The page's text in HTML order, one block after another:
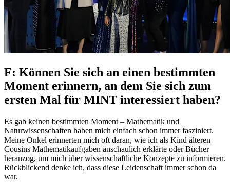
F: Können Sie sich an einen bestimmten
Moment erinnern, an dem Sie sich zum
ersten Mal für MINT interessiert haben?
Es gab keinen bestimmten Moment – Mathematik und
Naturwissenschaften haben mich einfach schon immer fasziniert.
Meine Onkel erinnerten mich oft daran, wie ich als Kind älteren
Cousins Mathematikaufgaben anschaulich erklärte oder Bücher
heranzog, um mich über wissenschaftliche Konzepte zu informieren.
Rückblickend denke ich, dass diese Leidenschaft immer schon da
war.